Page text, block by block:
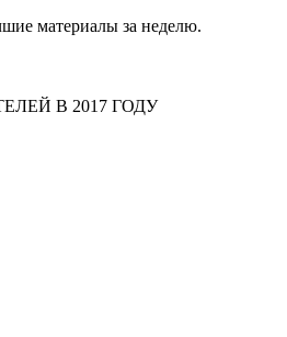
материалы за неделю.
В 2017 ГОДУ